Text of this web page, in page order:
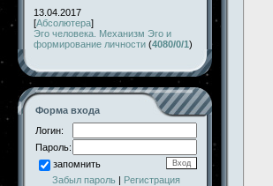
13.04.2017
[Абсолютера]
Эго человека. Механизм Эго и
формирование личности (4080/0/1)
Форма входа
Логин:
Пароль:
запомнить
Забыл пароль | Регистрация